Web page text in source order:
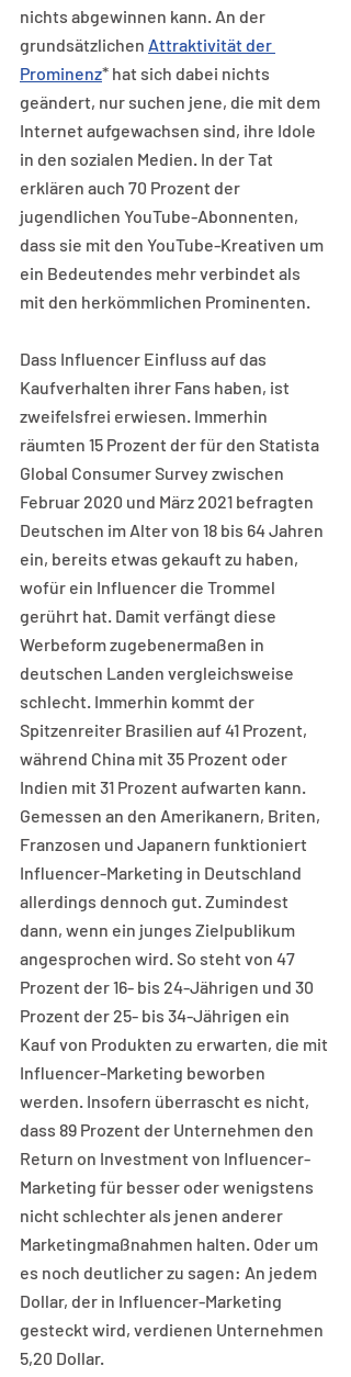
nichts abgewinnen kann. An der
grundsätzlichen Attraktivität der
Prominenz* hat sich dabei nichts
geändert, nur suchen jene, die mit dem
Internet aufgewachsen sind, ihre Idole
in den sozialen Medien. In der Tat
erklären auch 70 Prozent der
jugendlichen YouTube-Abonnenten,
dass sie mit den YouTube-Kreativen um
ein Bedeutendes mehr verbindet als
mit den herkömmlichen Prominenten.
Dass Influencer Einfluss auf das
Kaufverhalten ihrer Fans haben, ist
zweifelsfrei erwiesen. Immerhin
räumten 15 Prozent der für den Statista
Global Consumer Survey zwischen
Februar 2020 und März 2021 befragten
Deutschen im Alter von 18 bis 64 Jahren
ein, bereits etwas gekauft zu haben,
wofür ein Influencer die Trommel
gerührt hat. Damit verfängt diese
Werbeform zugebenermaßen in
deutschen Landen vergleichsweise
schlecht. Immerhin kommt der
Spitzenreiter Brasilien auf 41 Prozent,
während China mit 35 Prozent oder
Indien mit 31 Prozent aufwarten kann.
Gemessen an den Amerikanern, Briten,
Franzosen und Japanern funktioniert
Influencer-Marketing in Deutschland
allerdings dennoch gut. Zumindest
dann, wenn ein junges Zielpublikum
angesprochen wird. So steht von 47
Prozent der 16- bis 24-Jährigen und 30
Prozent der 25- bis 34-Jährigen ein
Kauf von Produkten zu erwarten, die mit
Influencer-Marketing beworben
werden. Insofern überrascht es nicht,
dass 89 Prozent der Unternehmen den
Return on Investment von Influencer-
Marketing für besser oder wenigstens
nicht schlechter als jenen anderer
Marketingmaßnahmen halten. Oder um
es noch deutlicher zu sagen: An jedem
Dollar, der in Influencer-Marketing
gesteckt wird, verdienen Unternehmen
5,20 Dollar.